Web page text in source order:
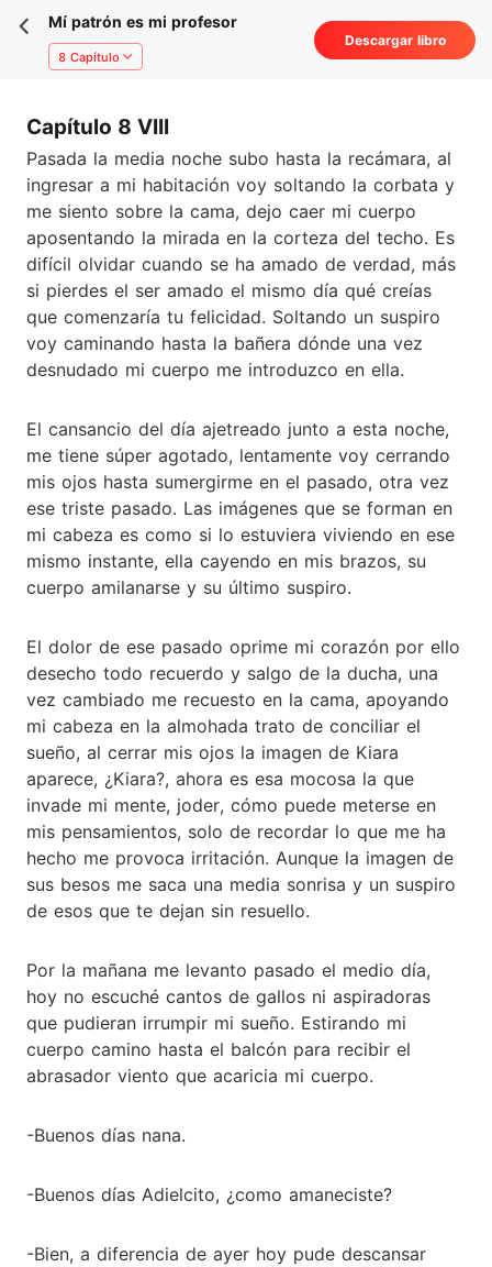
Mí patrón es mi profesor
8 Capítulo
Descargar libro
Capítulo 8 VIII
Pasada la media noche subo hasta la recámara, al
ingresar a mi habitación voy soltando la corbata y
me siento sobre la cama, dejo caer mi cuerpo
aposentando la mirada en la corteza del techo. Es
difícil olvidar cuando se ha amado de verdad, más
si pierdes el ser amado el mismo día qué creías
que comenzaría tu felicidad. Soltando un suspiro
voy caminando hasta la bañera dónde una vez
desnudado mi cuerpo me introduzco en ella.
El cansancio del día ajetreado junto a esta noche,
me tiene súper agotado, lentamente voy cerrando
mis ojos hasta sumergirme en el pasado, otra vez
ese triste pasado. Las imágenes que se forman en
mi cabeza es como si lo estuviera viviendo en ese
mismo instante, ella cayendo en mis brazos, su
cuerpo amilanarse y su último suspiro.
El dolor de ese pasado oprime mi corazón por ello
desecho todo recuerdo y salgo de la ducha, una
vez cambiado me recuesto en la cama, apoyando
mi cabeza en la almohada trato de conciliar el
sueño, al cerrar mis ojos la imagen de Kiara
aparece, ¿Kiara?, ahora es esa mocosa la que
invade mi mente, joder, cómo puede meterse en
mis pensamientos, solo de recordar lo que me ha
hecho me provoca irritación. Aunque la imagen de
sus besos me saca una media sonrisa y un suspiro
de esos que te dejan sin resuello.
Por la mañana me levanto pasado el medio día,
hoy no escuché cantos de gallos ni aspiradoras
que pudieran irrumpir mi sueño. Estirando mi
cuerpo camino hasta el balcón para recibir el
abrasador viento que acaricia mi cuerpo.
-Buenos días nana.
-Buenos días Adielcito, ¿como amaneciste?
-Bien, a diferencia de ayer hoy pude descansar